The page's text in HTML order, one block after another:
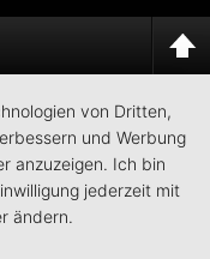
von Dritten,
und Werbung
anzuzeigen. Ich bin
jederzeit mit
ändern.